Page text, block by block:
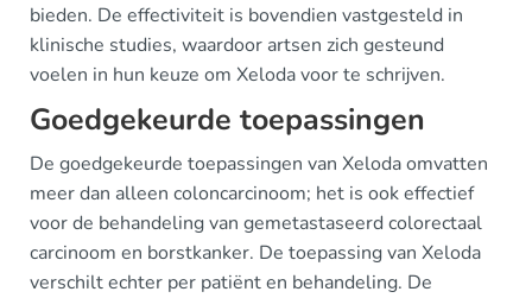
bieden. De effectiviteit is bovendien vastgesteld in
klinische studies, waardoor artsen zich gesteund
voelen in hun keuze om Xeloda voor te schrijven.
Goedgekeurde toepassingen
De goedgekeurde toepassingen van Xeloda omvatten
meer dan alleen coloncarcinoom; het is ook effectief
voor de behandeling van gemetastaseerd colorectaal
carcinoom en borstkanker. De toepassing van Xeloda
verschilt echter per patiënt en behandeling. De